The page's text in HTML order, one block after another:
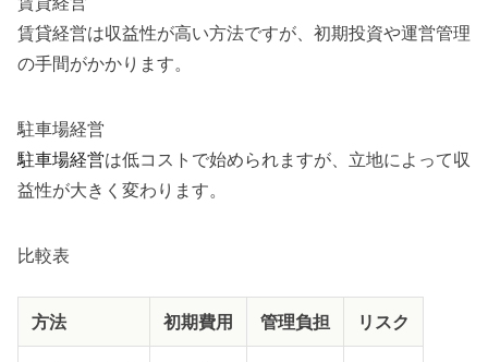
賃貸経営は収益性が高い方法ですが、初期投資や運営管理
の手間がかかります。
駐車場経営
駐車場経営は低コストで始められますが、立地によって収
益性が大きく変わります。
比較表
方法 初期費用 管理負担 リスク